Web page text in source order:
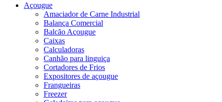
Açougue
Amaciador de Carne Industrial
Balança Comercial
Balcão Açougue
Caixas
Calculadoras
Canhão para linguiça
Cortadores de Frios
Expositores de açougue
Frangueiras
Freezer